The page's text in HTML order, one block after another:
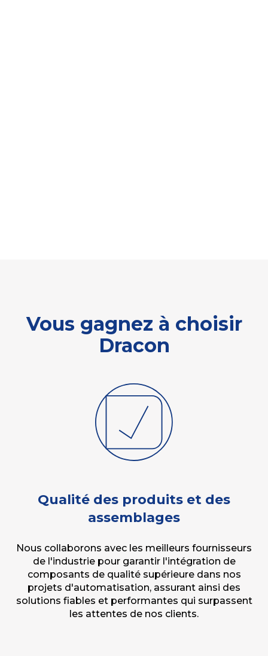
Vous gagnez à choisir
Dracon
Qualité des produits et des
assemblages
Nous collaborons avec les meilleurs fournisseurs
de l'industrie pour garantir l'intégration de
composants de qualité supérieure dans nos
projets d'automatisation, assurant ainsi des
solutions fiables et performantes qui surpassent
les attentes de nos clients.